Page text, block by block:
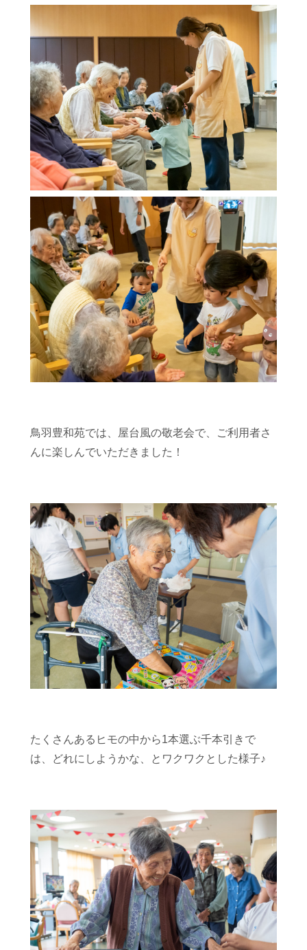
鳥羽豊和苑では、屋台風の敬老会で、ご利用者さ
んに楽しんでいただきました！
たくさんあるヒモの中から1本選ぶ千本引きで
は、
どれにしようかな、とワクワクとした様子♪